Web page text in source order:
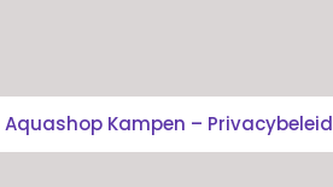
Aquashop Kampen – Privacybeleid